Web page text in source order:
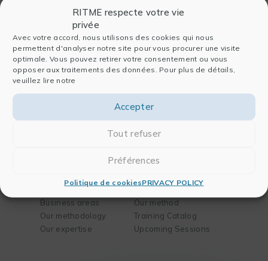
RITME respecte votre vie
privée
Avec votre accord, nous utilisons des cookies qui nous
permettent d'analyser notre site pour vous procurer une visite
optimale. Vous pouvez retirer votre consentement ou vous
opposer aux traitements des données. Pour plus de détails,
veuillez lire notre
Accepter
Tout refuser
Préférences
Politique de cookiesPRIVACY POLICY
Entreprise
Who we are
History
Software
For data analysis
biology
Your needs
Business areas
Our methodology
Our expertise
Training
Our mission
Our method
Training Catalog
Upcoming Sessions